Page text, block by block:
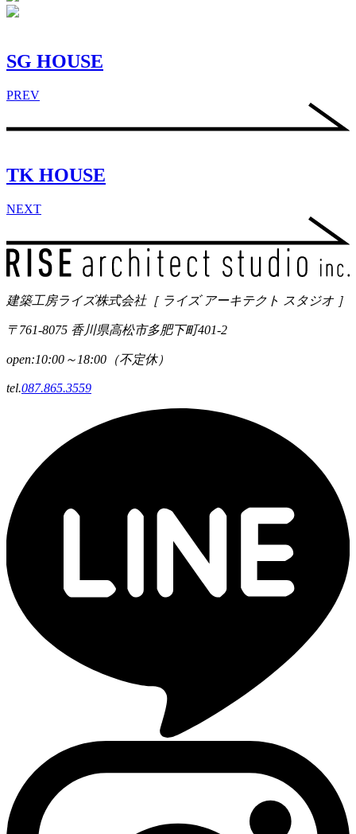
SG HOUSE
PREV
TK HOUSE
NEXT
建築工房ライズ株式会社［ ライズ アーキテクト スタジオ ］
〒761-8075 香川県高松市多肥下町401-2
open:10:00～18:00（不定休）
tel.087.865.3559